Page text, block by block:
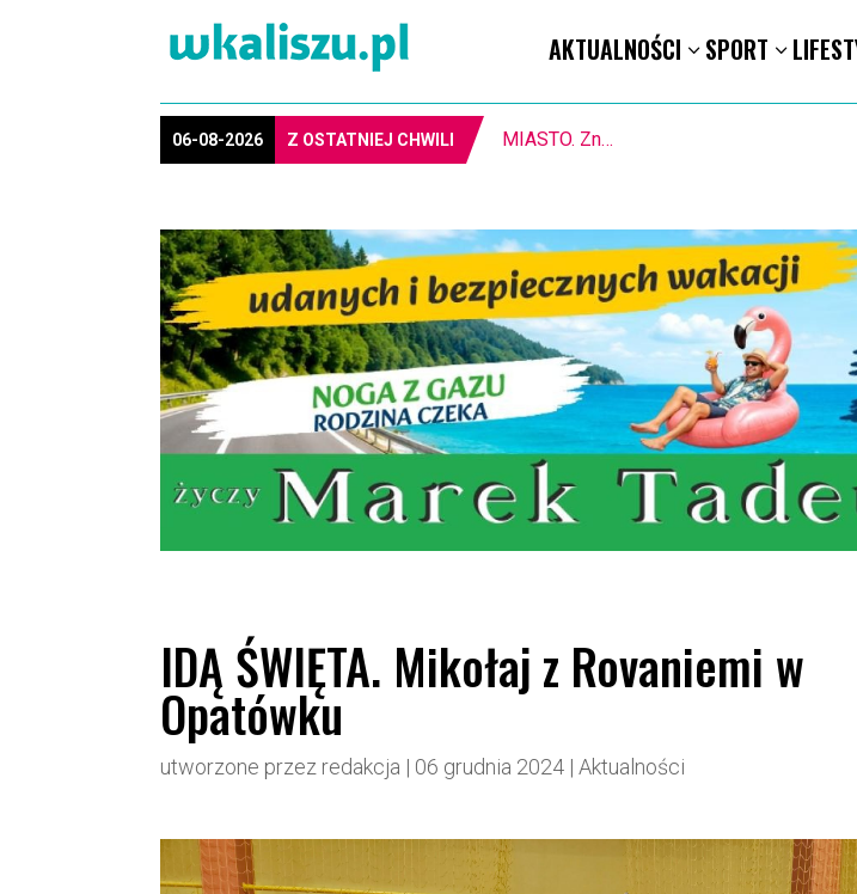
AKTUALNOŚCI SPORT
06-08-2026 Z OSTATNIEJ CHWILI MIASTO. Znika kebabowy ,,pałacyk”
IDĄ ŚWIĘTA. Mikołaj z Rovaniemi w
Opatówku
utworzone przez redakcja | 06 grudnia 2024 |Aktualności